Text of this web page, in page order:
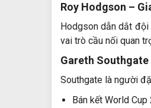
Roy Hodgson –
Hodgson dẫn dắt
vai trò cầu nối quan
Gareth Southgate
Southgate là người
Bán kết World Cup